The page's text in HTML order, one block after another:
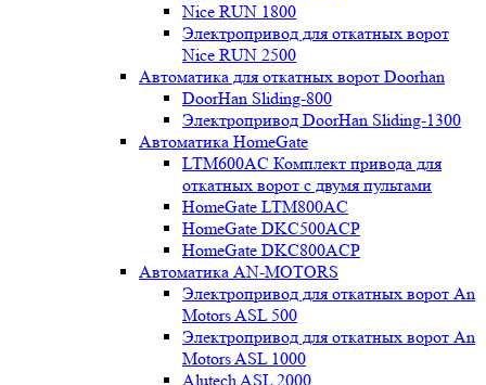
Nice RUN 1800
Электропривод для откатных ворот
Nice RUN 2500
Автоматика для откатных ворот Doorhan
DoorHan Sliding-800
Электропривод DoorHan Sliding-1300
Автоматика HomeGate
LTM600AC Комплект привода для
откатных ворот с двумя пультами
HomeGate LTM800AC
HomeGate DKC500ACP
HomeGate DKC800ACP
Автоматика AN-MOTORS
Электропривод для откатных ворот An
Motors ASL 500
Электропривод для откатных ворот An
Motors ASL 1000
Alutech ASL 2000